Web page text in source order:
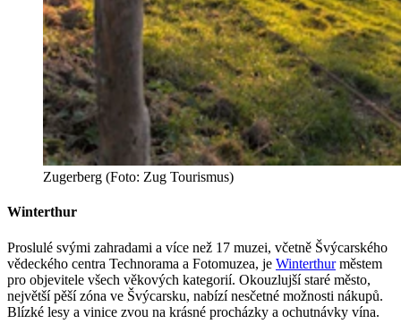
Zugerberg (Foto: Zug Tourismus)
Winterthur
Proslulé svými zahradami a více než 17 muzei, včetně Švýcarského
vědeckého centra Technorama a Fotomuzea, je Winterthurměstem
pro objevitele všech věkových kategorií. Okouzlujší staré město,
největší pěší zóna ve Švýcarsku, nabízí nesčetné možnosti nákupů.
Blízké lesy a vinice zvou na krásné procházky a ochutnávky vína.